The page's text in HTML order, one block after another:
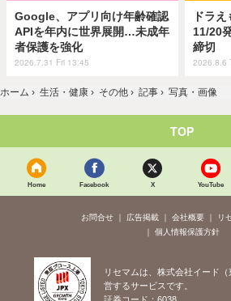
Google、アプリ向け年齢確認
APIを年内に世界展開…未成年
者保護を強化
2026.7.31 Fri 13:45
ドラ
11/20
締切
2026.8.6
ホーム › 生活・健康 › その他 › 記事 › 写真・画像
TOP
Home Facebook X YouTube
お問合せ 広告掲載 会社概要
リ
個人情報保護方針
リセマムは、株式会社イード
営するサービスです。